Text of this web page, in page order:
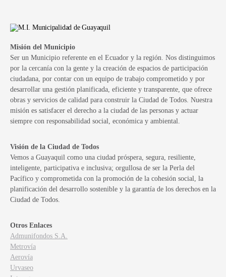
Misión del Municipio
Ser un Municipio referente en el Ecuador y la región. Nos distinguimos
por la cercanía con la gente y la creación de espacios de participación
ciudadana, por contar con un equipo de trabajo comprometido y por
desarrollar una gestión planificada, eficiente y transparente, que ofrece
obras y servicios de calidad para construir la Ciudad de Todos. Nuestra
misión es satisfacer el derecho a la ciudad de las personas y actuar
siempre con responsabilidad social, económica y ambiental.
Visión de la Ciudad de Todos
Vemos a Guayaquil como una ciudad próspera, segura, resiliente,
inteligente, participativa e inclusiva; orgullosa de ser la Perla del
Pacífico y comprometida con la promoción de la cohesión social, la
planificación del desarrollo sostenible y la garantía de los derechos en la
Ciudad de Todos.
Otros Enlaces
Admunifondos S.A.
Metrovía
Aerovía
Urvaseo